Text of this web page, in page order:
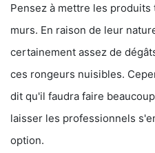
Pensez à mettre les
murs. En raison de leur
certainement assez de
ces rongeurs nuisibles.
dit qu'il faudra faire
laisser les professionnels
option.